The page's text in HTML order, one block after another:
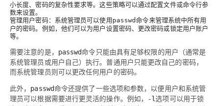
小长度、密码的复杂性要求等。这些策略可以通过配置文件或命令行参
数来设置。
管理用户密码：系统管理员可以使用passwd命令来管理系统中所有用
户的密码。例如，他们可以为用户设置密码、更改密码或锁定用户账户
等。
需要注意的是， passwd命令只能由具有足够权限的用户（通常是
系统管理员或用户自己）执行。普通用户只能更改自己的密码，
而系统管理员则可以更改任何用户的密码。
此外，
passwd命令还提供了一些选项和参数，以便用户和系统管
理员可以根据需要进行更灵活的操作。例如，
-l选项可以用于锁